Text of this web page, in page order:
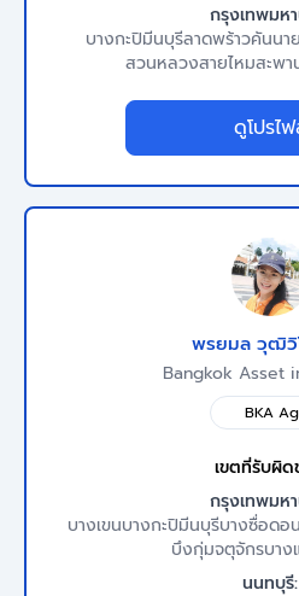
กรุงเทพมห
บางกะปิมีนบุรีลาดพร้าวคันนา
สวนหลวงสายไหมสะพ
ดูโปรไ
พรยมล วุฒิวิ
Bangkok Asset
BKA
เขตที่รับผิ
กรุงเทพมห
บางเขนบางกะปิมีนบุรีบางซื่อดอ
บึงกุ่มจตุจักรบาง
นนทบุรี: